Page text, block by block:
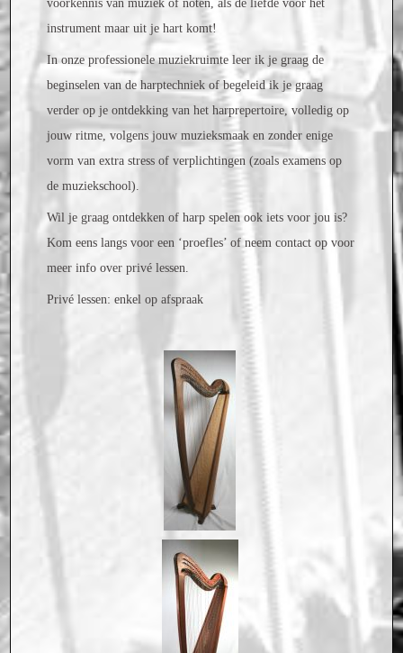
voorkennis van muziek of noten, als de liefde voor het
instrument maar uit je hart komt!
In onze professionele muziekruimte leer ik je graag de
beginselen van de harptechniek of begeleid ik je graag
verder op je ontdekking van het harprepertoire, volledig op
jouw ritme, volgens jouw muzieksmaak en zonder enige
vorm van extra stress of verplichtingen (zoals examens op
de muziekschool).
Wil je graag ontdekken of harp spelen ook iets voor jou is?
Kom eens langs voor een ‘proefles’ of neem contact op voor
meer info over privé lessen.
Privé lessen: enkel op afspraak